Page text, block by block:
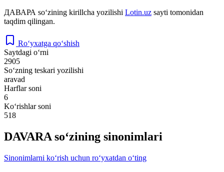
ДАВАРА so‘zining kirillcha yozilishi Lotin.uz sayti tomonidan
taqdim qilingan.
Ro‘yxatga qo‘shish
Saytdagi o‘rni
2905
So‘zning teskari yozilishi
aravad
Harflar soni
6
Ko‘rishlar soni
518
DAVARA so‘zining sinonimlari
Sinonimlarni ko‘rish uchun ro‘yxatdan o‘ting